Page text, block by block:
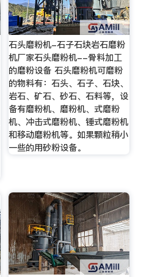
石头磨粉机-石子石块岩石磨粉
机厂家石头磨粉机--骨料加工
的磨粉设备 石头磨粉机可磨粉
的物料有：石头、石子、石块、
岩石、矿石、砂石、石料等，设
备有磨粉机、磨粉机、式磨粉
机、冲击式磨粉机、锤式磨粉机
和移动磨粉机等。如果颗粒稍小
一些的用砂粉设备。